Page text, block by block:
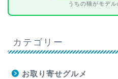
うちの猫がモデ
カテゴリー
お取り寄せグルメ